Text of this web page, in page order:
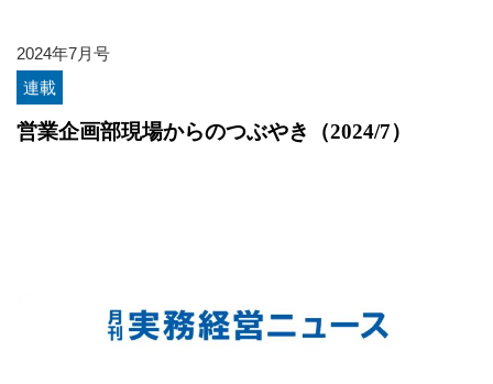
2024年7月号
連載
営業企画部現場からのつぶやき（2024/7）